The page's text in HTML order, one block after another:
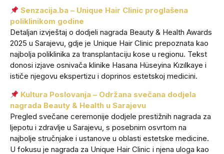
Senzacija.ba – Unique Hair Clinic proglašena
poliklinikom godine
Detaljan izvještaj o dodjeli nagrada Beauty & Health Awards
2025 u Sarajevu, gdje je Unique Hair Clinic prepoznata kao
najbolja poliklinika za transplantaciju kose u regionu. Tekst
donosi izjave osnivača klinike Hasana Hüseyina Kızılkaye i
ističe njegovu ekspertizu i doprinos estetskoj medicini.
Kultura Poslovanja – Održana svečana dodjela
nagrada Beauty & Health u Sarajevu
Pregled svečane ceremonije dodjele prestižnih nagrada za
ljepotu i zdravlje u Sarajevu, s posebnim osvrtom na
najbolje stručnjake i ustanove u oblasti estetske medicine.
U fokusu je nagrada za Unique Hair Clinic i njena uloga kao